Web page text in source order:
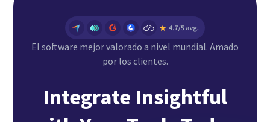
El software mejor valorado a nivel mundial. Amado
por los clientes.
Integrate Insightful